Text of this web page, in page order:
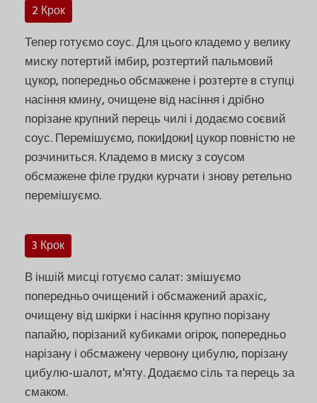
2 Крок
Тепер готуємо соус. Для цього кладемо у велику
миску потертий імбир, розтертий пальмовий
цукор, попередньо обсмажене і розтерте в ступці
насіння кмину, очищене від насіння і дрібно
порізане крупний перець чилі і додаємо соєвий
соус. Перемішуємо, поки|доки| цукор повністю не
розчиниться. Кладемо в миску з соусом
обсмажене філе грудки курчати і знову ретельно
перемішуємо.
3 Крок
В іншій мисці готуємо салат: змішуємо
попередньо очищений і обсмажений арахіс,
очищену від шкірки і насіння крупно порізану
папайю, порізаний кубиками огірок, попередньо
нарізану і обсмажену червону цибулю, порізану
цибулю-шалот, м'яту. Додаємо сіль та перець за
смаком.